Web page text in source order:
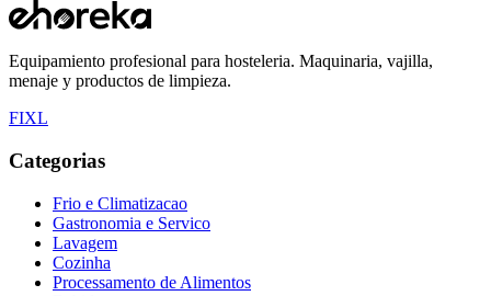
Equipamiento profesional para hosteleria. Maquinaria, vajilla,
menaje y productos de limpieza.
FIXL
Categorias
Frio e Climatizacao
Gastronomia e Servico
Lavagem
Cozinha
Processamento de Alimentos